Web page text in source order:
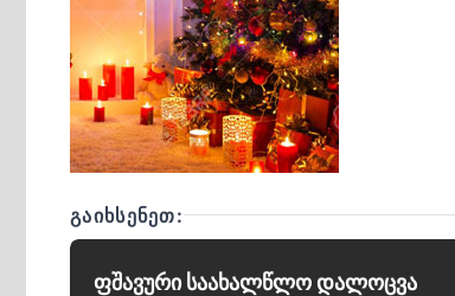
ᲒᲐᲘᲮᲡᲔᲜᲔᲗ:
ფშავური საახალწლო დალოცვა